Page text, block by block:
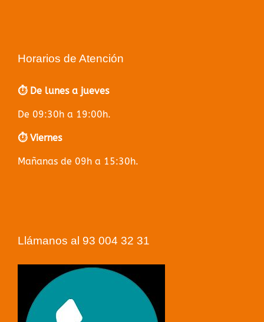
Horarios de Atención
⏱️ De lunes a jueves
De 09:30h a 19:00h.
⏱️ Viernes
Mañanas de 09h a 15:30h.
Llámanos al 93 004 32 31